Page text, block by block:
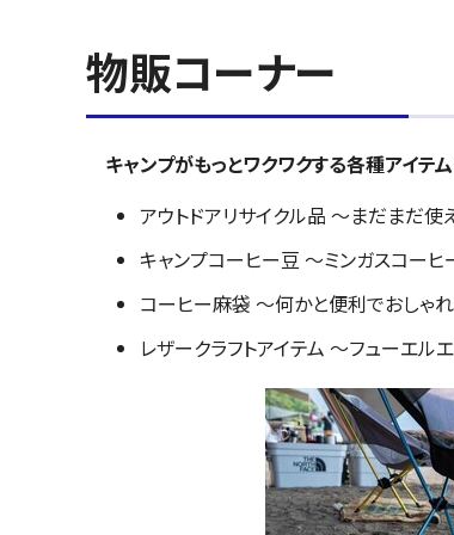
物販コーナー
キャンプがもっとワクワクする各種アイテ
アウトドアリサイクル品 ～まだまだ使
キャンプコーヒー豆 ～ミンガスコー
コーヒー麻袋 ～何かと便利でおしゃ
レザークラフトアイテム ～フューエル